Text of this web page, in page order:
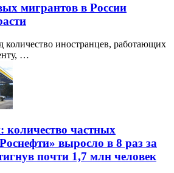
мигрантов в России
количество иностранцев, работающих
…
частных
выросло в 8 раз за
почти 1,7 млн человек